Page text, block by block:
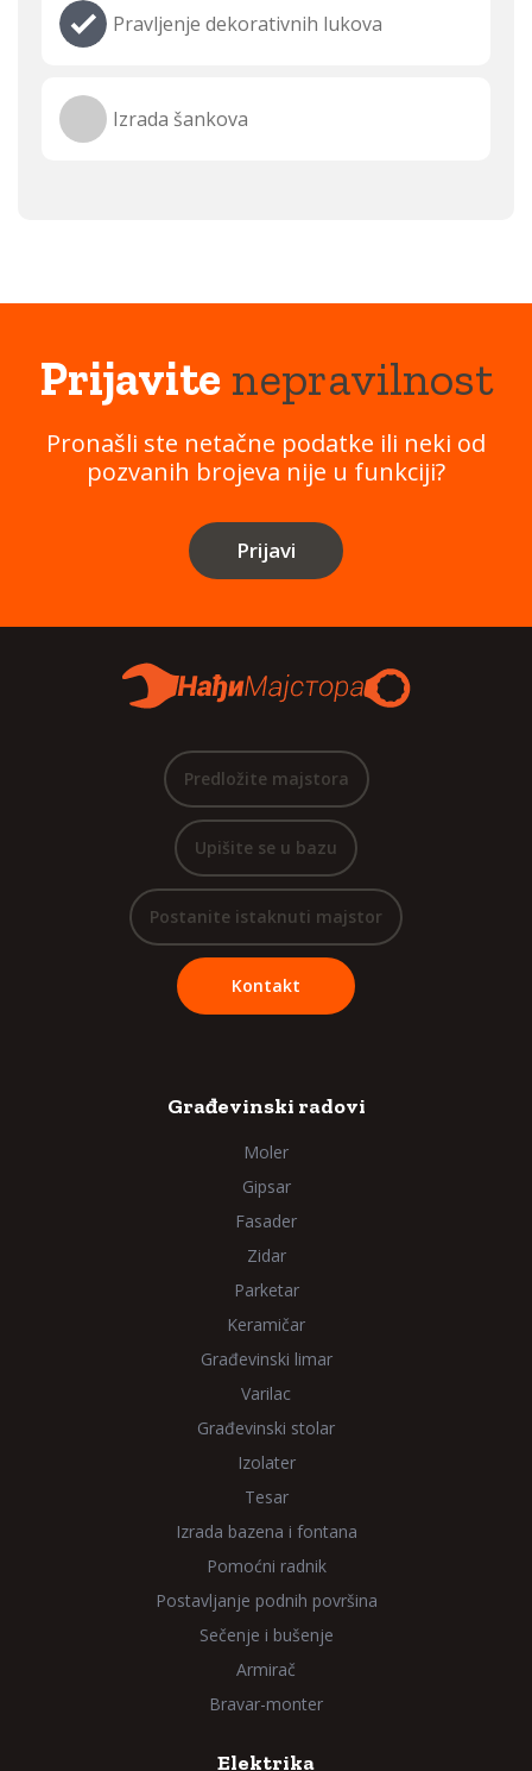
Pravljenje dekorativnih lukova
Izrada šankova
Prijavitenepravilnost
Pronašli ste netačne podatke ili neki od
pozvanih brojeva nije u funkciji?
Prijavi
Predložite majstora
Upišite se u bazu
Postanite istaknuti majstor
Kontakt
Građevinski radovi
Moler
Gipsar
Fasader
Zidar
Parketar
Keramičar
Građevinski limar
Varilac
Građevinski stolar
Izolater
Tesar
Izrada bazena i fontana
Pomoćni radnik
Postavljanje podnih površina
Sečenje i bušenje
Armirač
Bravar-monter
Elektrika